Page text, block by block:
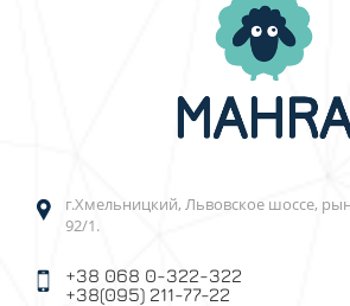
г.Хмельницкий, Львовское шоссе,
92/1.
+38 068 0-322-322
+38(095) 211-77-22